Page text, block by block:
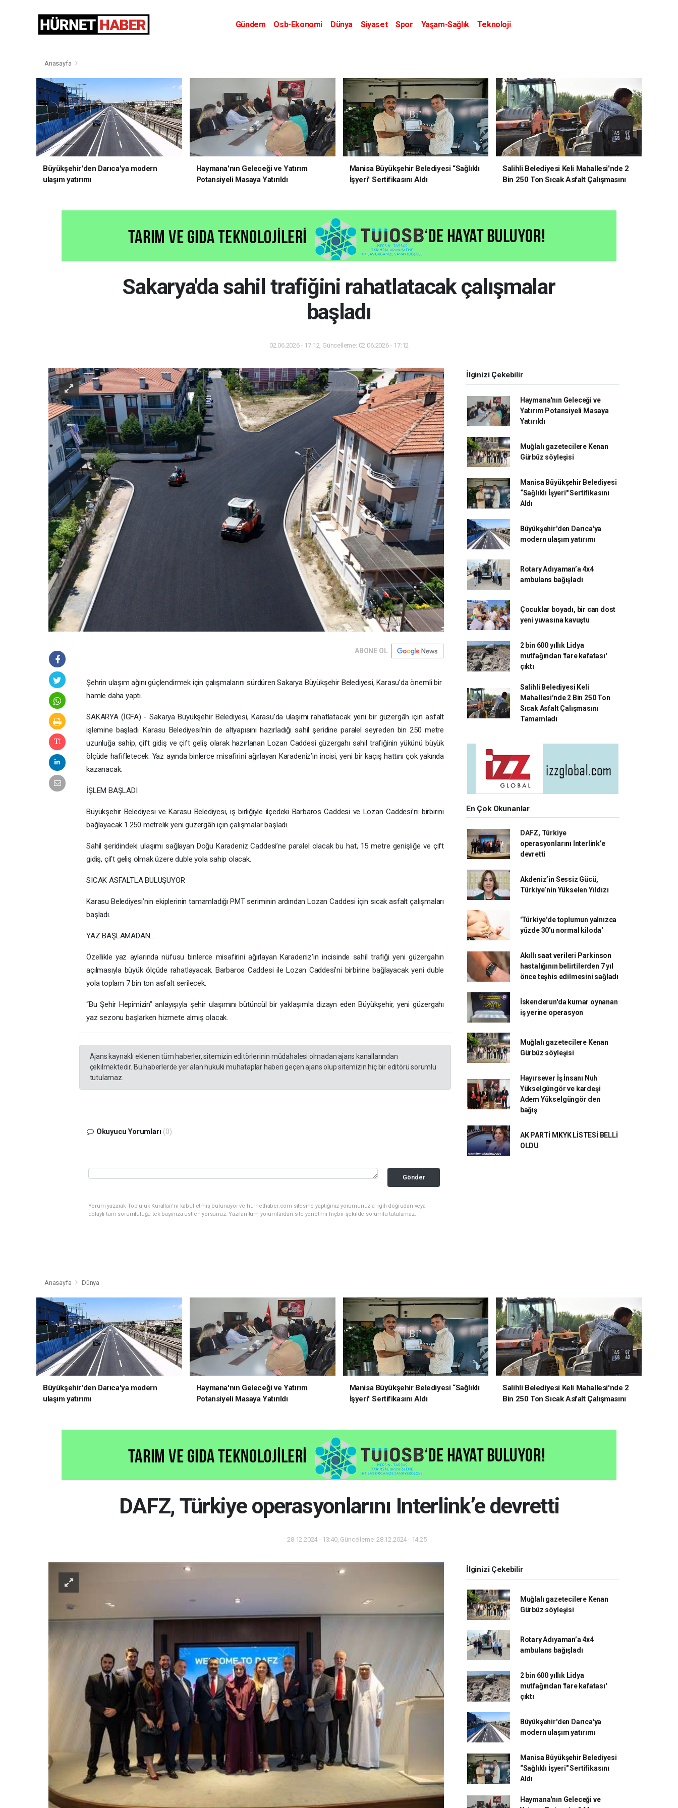
Gündem Osb-Ekonomi Dünya Siyaset Spor Yaşam-Sağlık
Teknoloji
Anasayfa
Büyükşehir'den Darıca'ya modern
ulaşım yatırımı
Haymana'nın Geleceği ve Yatırım
Potansiyeli Masaya Yatırıldı
Manisa Büyükşehir Belediyesi “Sağlıklı
İşyeri" Sertifikasını Aldı
Salihli Belediyesi Keli Mahallesi'nde 2
Bin 250 Ton Sıcak Asfalt Çalışmasını
Sakarya'da sahil trafiğini rahatlatacak çalışmalar
başladı
02.06.2026 - 17:12, Güncelleme: 02.06.2026 - 17:12
ABONE OL
Şehrin ulaşım ağını güçlendirmek için çalışmalarını sürdüren Sakarya Büyükşehir Belediyesi, Karasu’da önemli bir
hamle daha yaptı.
SAKARYA (İGFA) - Sakarya Büyükşehir Belediyesi, Karasu’da ulaşımı rahatlatacak yeni bir güzergâh için asfalt
işlemine başladı. Karasu Belediyesi’nin de altyapısını hazırladığı sahil şeridine paralel seyreden bin 250 metre
uzunluğa sahip, çift gidiş ve çift geliş olarak hazırlanan Lozan Caddesi güzergahı sahil trafiğinin yükünü büyük
ölçüde hafifletecek. Yaz ayında binlerce misafirini ağırlayan Karadeniz’in incisi, yeni bir kaçış hattını çok yakında
kazanacak.
İŞLEM BAŞLADI
Büyükşehir Belediyesi ve Karasu Belediyesi, iş birliğiyle ilçedeki Barbaros Caddesi ve Lozan Caddesi’ni birbirini
bağlayacak 1.250 metrelik yeni güzergâh için çalışmalar başladı.
Sahil şeridindeki ulaşımı sağlayan Doğu Karadeniz Caddesi’ne paralel olacak bu hat, 15 metre genişliğe ve çift
gidiş, çift geliş olmak üzere duble yola sahip olacak.
SICAK ASFALTLA BULUŞUYOR
Karasu Belediyesi’nin ekiplerinin tamamladığı PMT seriminin ardından Lozan Caddesi için sıcak asfalt çalışmaları
başladı.
YAZ BAŞLAMADAN…
Özellikle yaz aylarında nüfusu binlerce misafirini ağırlayan Karadeniz’in incisinde sahil trafiği yeni güzergahın
açılmasıyla büyük ölçüde rahatlayacak. Barbaros Caddesi ile Lozan Caddesi’ni birbirine bağlayacak yeni duble
yola toplam 7 bin ton asfalt serilecek.
“Bu Şehir Hepimizin” anlayışıyla şehir ulaşımını bütüncül bir yaklaşımla dizayn eden Büyükşehir, yeni güzergahı
yaz sezonu başlarken hizmete almış olacak.
Ajans kaynaklı eklenen tüm haberler, sitemizin editörlerinin müdahalesi olmadan ajans kanallarından
çekilmektedir. Bu haberlerde yer alan hukuki muhataplar haberi geçen ajans olup sitemizin hiç bir editörü sorumlu
tutulamaz.
Okuyucu Yorumları (0)
Gönder
Yorum yazarak Topluluk Kuralları’nı kabul etmiş bulunuyor ve hurnethaber.com sitesine yaptığınız yorumunuzla ilgili doğrudan veya
dolaylı tüm sorumluluğu tek başınıza üstleniyorsunuz. Yazılan tüm yorumlardan site yönetimi hiçbir şekilde sorumlu tutulamaz.
İlginizi Çekebilir
Haymana'nın Geleceği ve
Yatırım Potansiyeli Masaya
Yatırıldı
Muğlalı gazetecilere Kenan
Gürbüz söyleşisi
Manisa Büyükşehir Belediyesi
“Sağlıklı İşyeri" Sertifikasını
Aldı
Büyükşehir'den Darıca'ya
modern ulaşım yatırımı
Rotary Adıyaman’a 4x4
ambulans bağışladı
Çocuklar boyadı, bir can dost
yeni yuvasına kavuştu
2 bin 600 yıllık Lidya
mutfağından 'fare kafatası'
çıktı
Salihli Belediyesi Keli
Mahallesi'nde 2 Bin 250 Ton
Sıcak Asfalt Çalışmasını
Tamamladı
En Çok Okunanlar
DAFZ, Türkiye
operasyonlarını Interlink’e
devretti
Akdeniz’in Sessiz Gücü,
Türkiye’nin Yükselen Yıldızı
'Türkiye'de toplumun yalnızca
yüzde 30'u normal kiloda'
Akıllı saat verileri Parkinson
hastalığının belirtilerden 7 yıl
önce teşhis edilmesini sağladı
İskenderun'da kumar oynanan
iş yerine operasyon
Muğlalı gazetecilere Kenan
Gürbüz söyleşisi
Hayırsever İş İnsanı Nuh
Yükselgüngör ve kardeşi
Adem Yükselgüngör den
bağış
AK PARTİ MKYK LİSTESİ BELLİ
OLDU
Anasayfa Dünya
Büyükşehir'den Darıca'ya modern
ulaşım yatırımı
Haymana'nın Geleceği ve Yatırım
Potansiyeli Masaya Yatırıldı
Manisa Büyükşehir Belediyesi “Sağlıklı
İşyeri" Sertifikasını Aldı
Salihli Belediyesi Keli Mahallesi'nde 2
Bin 250 Ton Sıcak Asfalt Çalışmasını
DAFZ, Türkiye operasyonlarını Interlink’e devretti
28.12.2024 - 13:40, Güncelleme: 28.12.2024 - 14:25
İlginizi Çekebilir
Muğlalı gazetecilere Kenan
Gürbüz söyleşisi
Rotary Adıyaman’a 4x4
ambulans bağışladı
2 bin 600 yıllık Lidya
mutfağından 'fare kafatası'
çıktı
Büyükşehir'den Darıca'ya
modern ulaşım yatırımı
Manisa Büyükşehir Belediyesi
“Sağlıklı İşyeri" Sertifikasını
Aldı
Haymana'nın Geleceği ve